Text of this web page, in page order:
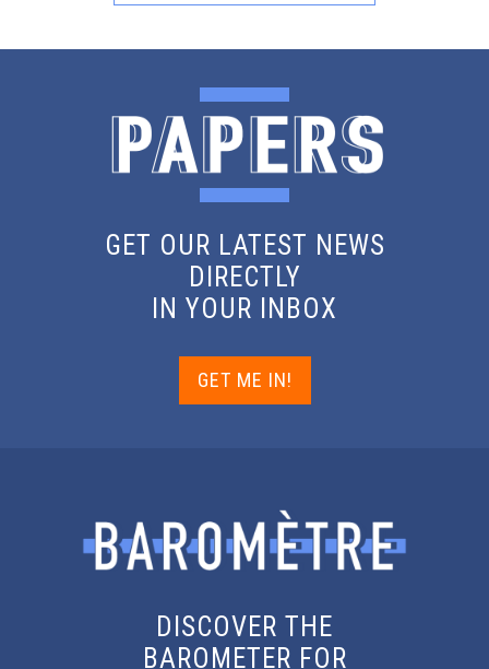
GET OUR LATEST NEWS
DIRECTLY
IN YOUR INBOX
GET ME IN!
DISCOVER THE
BAROMETER FOR